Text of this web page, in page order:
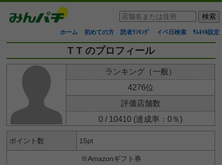
ホーム 初めての方 読者ﾗﾝｷﾝｸﾞ イベ日検索 ｻﾑﾈｲﾙ設定
T T のプロフィール
ランキング（一般）
4276位
評価店舗数
0 / 10410 (達成率：0％)
ポイント数 15pt
※Amazonギフト券